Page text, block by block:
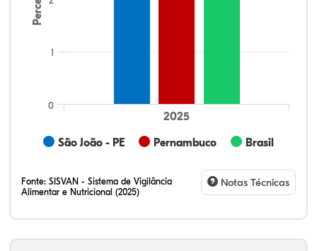
São João - PE Pernambuco Brasil
2025
0
1
Fonte: SISVAN - Sistema de Vigilância
Alimentar e Nutricional (2025)
Notas Técnicas